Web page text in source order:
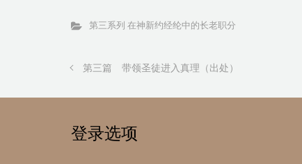
第三系列 在神新约经纶中的长老职分
第三篇 带领圣徒进入真理（出处）
登录选项